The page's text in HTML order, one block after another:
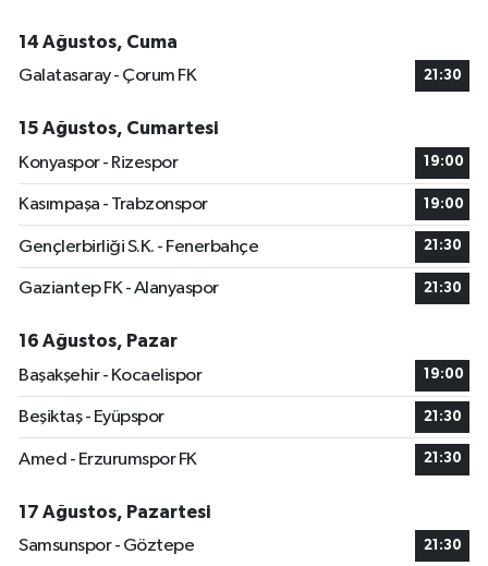
14 Ağustos, Cuma
Galatasaray - Çorum FK
21:30
15 Ağustos, Cumartesi
Konyaspor - Rizespor
19:00
Kasımpaşa - Trabzonspor 19:00
Gençlerbirliği S.K. - Fenerbahçe 21:30
Gaziantep FK - Alanyaspor 21:30
16 Ağustos, Pazar
Başakşehir - Kocaelispor
19:00
Beşiktaş - Eyüpspor 21:30
Amed - Erzurumspor FK 21:30
17 Ağustos, Pazartesi
Samsunspor - Göztepe
21:30